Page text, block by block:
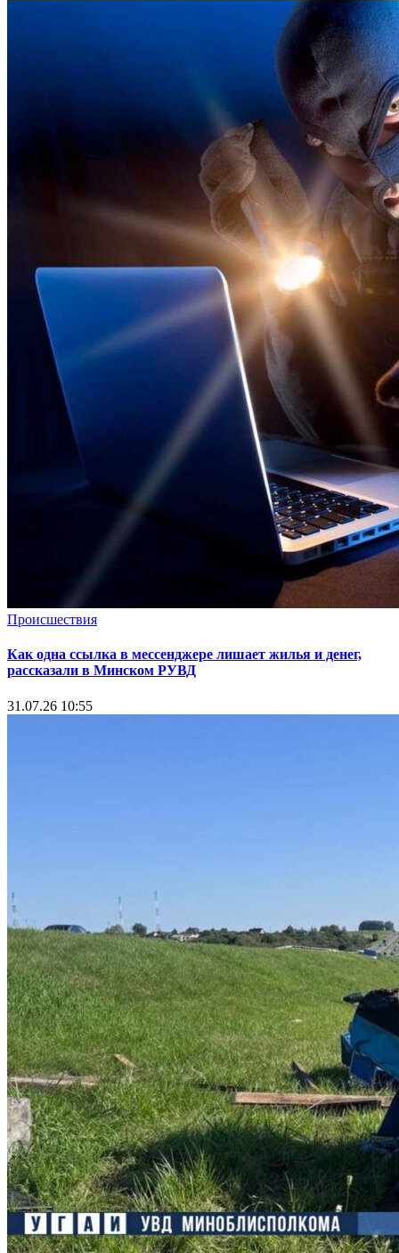
Происшествия
Как одна ссылка в мессенджере лишает жилья и денег,
рассказали в Минском РУВД
31.07.26 10:55